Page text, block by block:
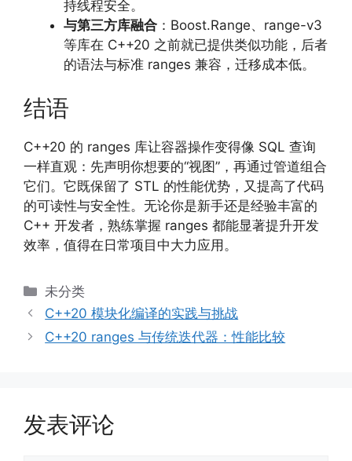
持线程安全。
与第三方库融合 ：Boost.Range、range-v3
等库在 C++20 之前就已提供类似功能，后者
的语法与标准 ranges 兼容，迁移成本低。
结语
C++20 的 ranges 库让容器操作变得像 SQL 查询
一样直观：先声明你想要的“视图”，再通过管道组合
它们。它既保留了 STL 的性能优势，又提高了代码
的可读性与安全性。无论你是新手还是经验丰富的
C++ 开发者，熟练掌握 ranges 都能显著提升开发
效率，值得在日常项目中大力应用。
分
类
未分类
C++20 模块化编译的实践与挑战
C++20 ranges 与传统迭代器：性能比较
发表评论